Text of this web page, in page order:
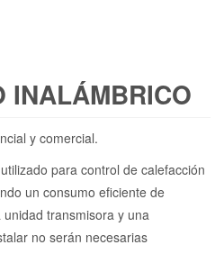
INALÁMBRICO
y comercial.
para control de calefacción
un consumo eficiente de
transmisora y una
no serán necesarias